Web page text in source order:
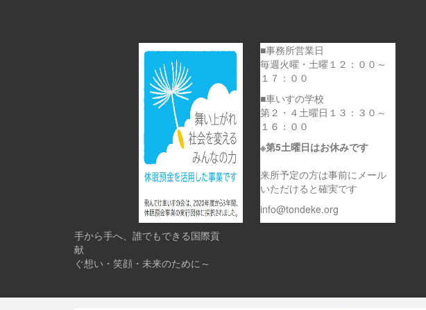
■事務所営業日
毎週火曜・土曜１２：００～
１７：００
■車いすの学校
第２・４土曜日１３：３０～
１６：００
※第5土曜日はお休みです
来所予定の方は事前にメール
いただけると確実です
info@tondeke.org
手から手へ、誰でもできる国際貢
献 ～車
ぐ想い・笑顔・未来のために～